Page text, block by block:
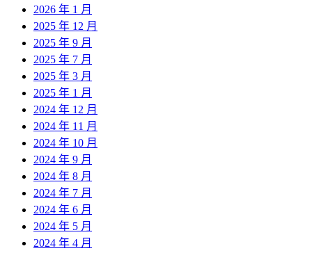
2026 年 1 月
2025 年 12 月
2025 年 9 月
2025 年 7 月
2025 年 3 月
2025 年 1 月
2024 年 12 月
2024 年 11 月
2024 年 10 月
2024 年 9 月
2024 年 8 月
2024 年 7 月
2024 年 6 月
2024 年 5 月
2024 年 4 月